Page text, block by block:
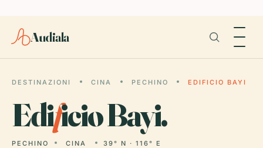
Audiala
DESTINAZIONI CINA PECHINO EDIFICIO BAYI
Edificio Bayi.
PECHINO CINA 39° N · 116° E